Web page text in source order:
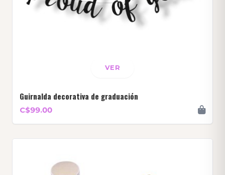
VER
Guirnalda decorativa de graduación
C$99.00